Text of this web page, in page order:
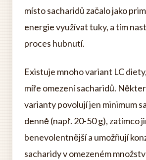
místo sacharidů začalo jako
energie využívat tuky, a tím
proces hubnutí.
Existuje mnoho variant LC
míře omezení sacharidů.
varianty povolují jen minimum
denně (např. 20-50 g), zatímco
benevolentnější a umožňují
sacharidy v omezeném